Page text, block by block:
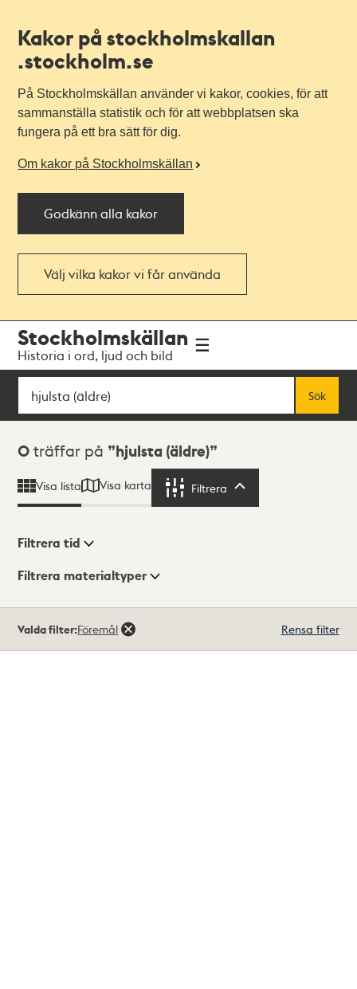
Kakor på stockholmskallan
.stockholm.se
På Stockholmskällan använder vi kakor, cookies, för att
sammanställa statistik och för att webbplatsen ska
fungera på ett bra sätt för dig.
Om kakor på Stockholmskällan
Godkänn alla kakor
Välj vilka kakor vi får använda
navigationen
huvudinnehållet
Stockholmskällan
Historia i ord, ljud och bild
Sök
Sök
Sökresultat
0 träffar på hjulsta (äldre)
Visa lista Visa karta Filtrera
Visningsläge
Filtrera tid
Filtrera materialtyper
träffar
Valda filter:Föremål Rensa filter